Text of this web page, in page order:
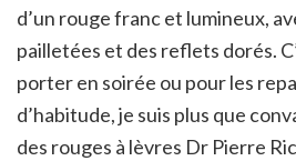
d’un rouge franc et lumineux,
pailletées et des reflets dorés.
porter en soirée ou pour les
d’habitude, je suis plus que
des rouges à lèvres Dr Pierre